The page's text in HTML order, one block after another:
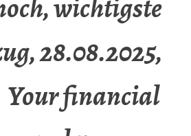
wichtigste
28.08.2025,
Your financial